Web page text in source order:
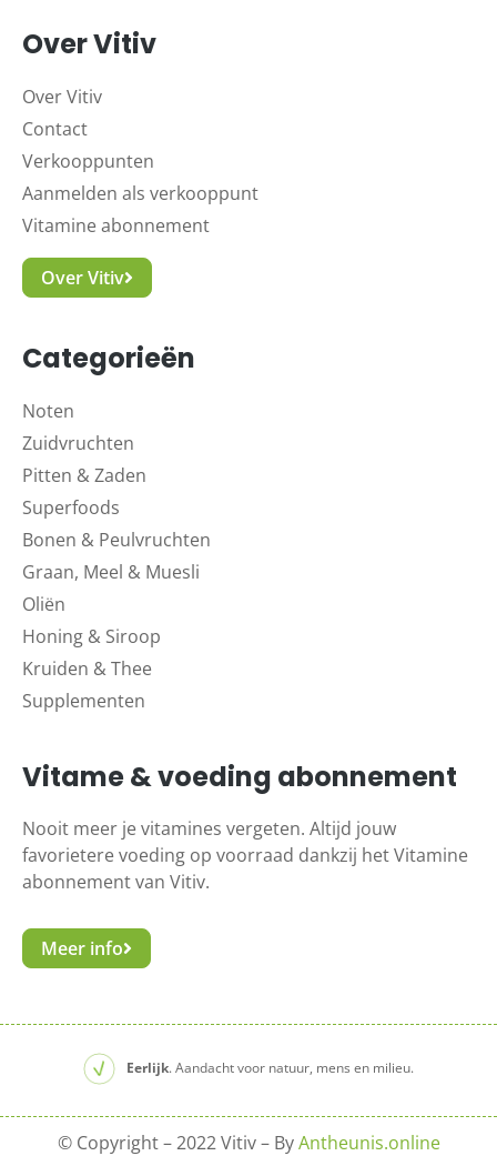
Over Vitiv
Over Vitiv
Contact
Verkooppunten
Aanmelden als verkooppunt
Vitamine abonnement
Over Vitiv
Categorieën
Noten
Zuidvruchten
Pitten & Zaden
Superfoods
Bonen & Peulvruchten
Graan, Meel & Muesli
Oliën
Honing & Siroop
Kruiden & Thee
Supplementen
Vitame & voeding abonnement
Nooit meer je vitamines vergeten. Altijd jouw
favorietere voeding op voorraad dankzij het Vitamine
abonnement van Vitiv.
Meer info
Eerlijk. Aandacht voor natuur, mens en milieu.
© Copyright – 2022 Vitiv – ByAntheunis.online